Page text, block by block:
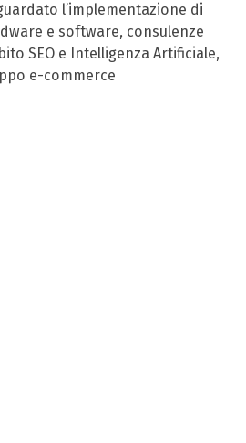
l’implementazione di
e software, consulenze
SEO e Intelligenza Artificiale,
e-commerce